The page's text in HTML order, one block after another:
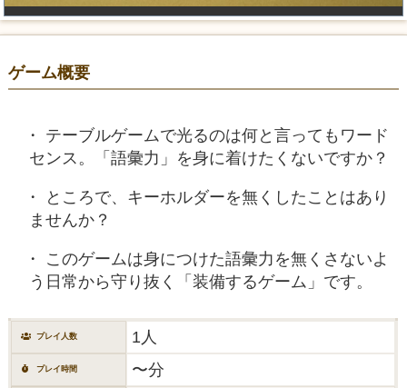
ゲーム概要
テーブルゲームで光るのは何と言ってもワード
センス。「語彙力」を身に着けたくないですか？
ところで、キーホルダーを無くしたことはあり
ませんか？
このゲームは身につけた語彙力を無くさないよ
う日常から守り抜く「装備するゲーム」です。
プレイ人数 1人
プレイ時間 〜分